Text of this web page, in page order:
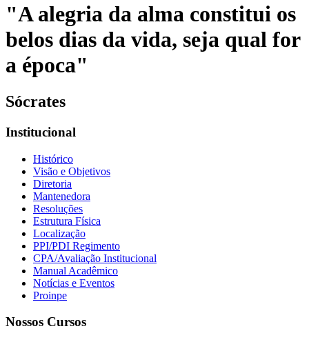
"A alegria da alma constitui os
belos dias da vida, seja qual for
a época"
Sócrates
Institucional
Histórico
Visão e Objetivos
Diretoria
Mantenedora
Resoluções
Estrutura Física
Localização
PPI/PDI Regimento
CPA/Avaliação Institucional
Manual Acadêmico
Notícias e Eventos
Proinpe
Nossos Cursos